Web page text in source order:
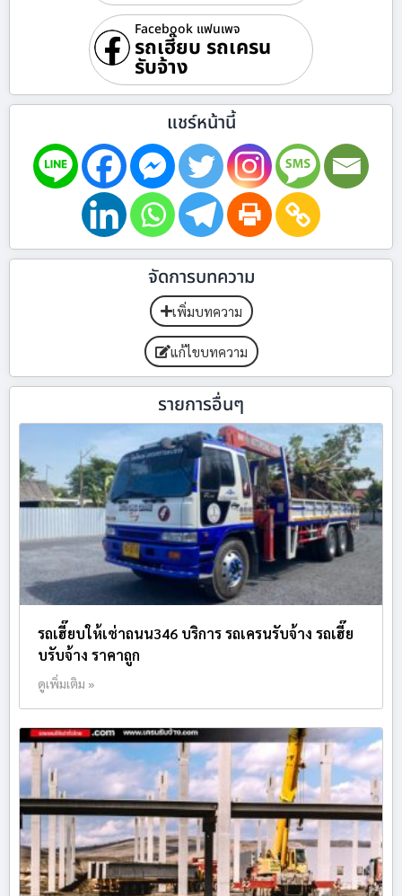
Facebook แฟนเพจ
รถเฮี๊ยบ รถเครน
รับจ้าง
แชร์หน้านี้
จัดการบทความ
เพิ่มบทความ
แก้ไขบทความ
รายการอื่นๆ
รถเฮี๊ยบให้เช่าถนน346 บริการ รถเครนรับจ้าง รถเฮี๊ย
บรับจ้าง ราคาถูก
ดูเพิ่มเติม »